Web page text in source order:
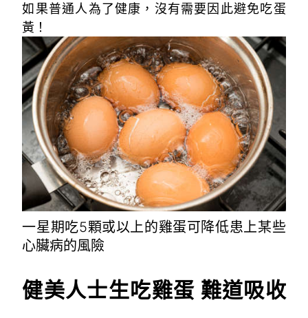
如果普通人為了健康，沒有需要因此避免吃蛋
黃！
一星期吃5顆或以上的雞蛋可降低患上某些
心臟病的風險
健美人士生吃雞蛋 難道吸收